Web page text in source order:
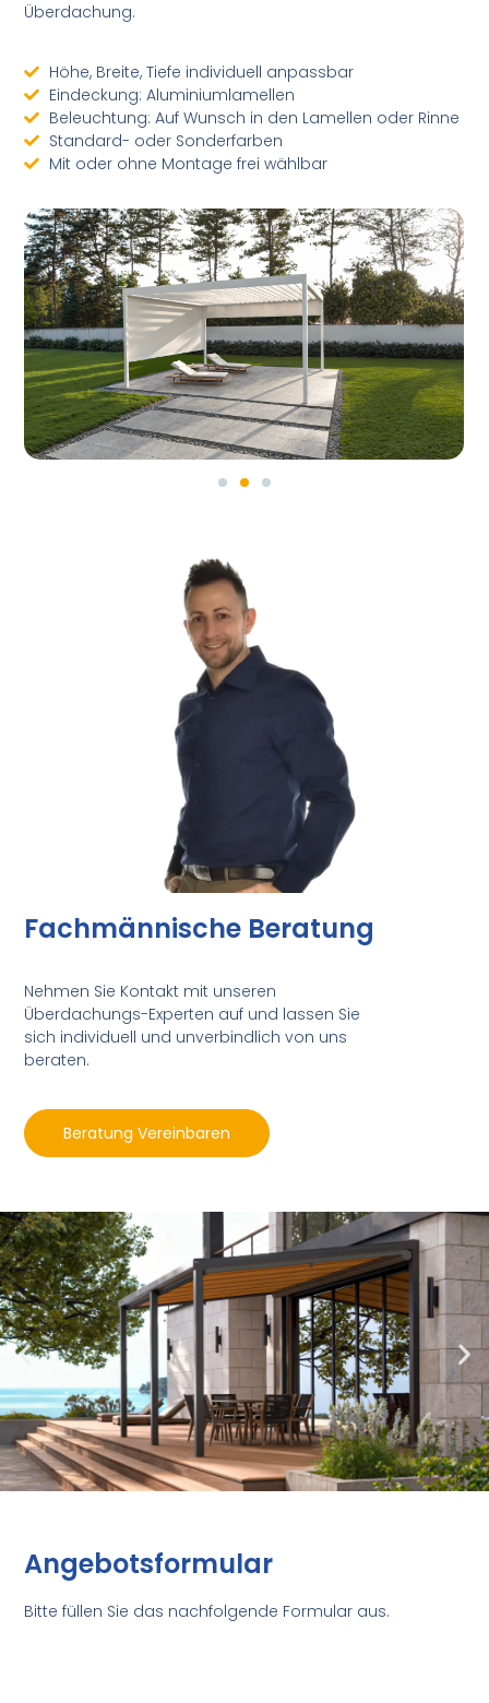
Überdachung.
Höhe, Breite, Tiefe individuell anpassbar
Eindeckung: Aluminiumlamellen
Beleuchtung: Auf Wunsch in den Lamellen oder Rinne
Standard- oder Sonderfarben
Mit oder ohne Montage frei wählbar
Fachmännische Beratung
Nehmen Sie Kontakt mit unseren
Überdachungs-Experten auf und lassen Sie
sich individuell und unverbindlich von uns
beraten.
Beratung Vereinbaren
Angebotsformular
Bitte füllen Sie das nachfolgende Formular aus.